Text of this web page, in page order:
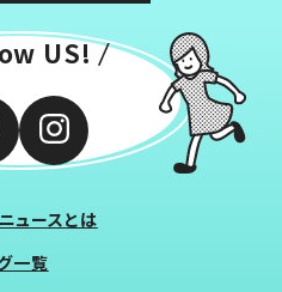
US!
ュースとは
一覧